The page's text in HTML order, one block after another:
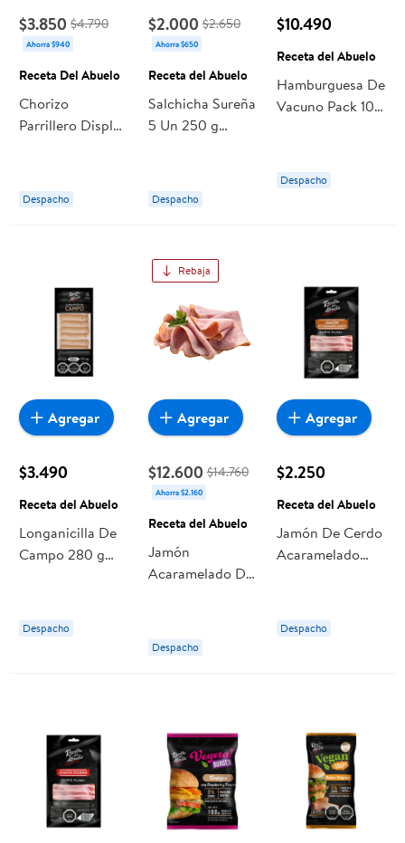
$3.850 $4.790
Ahorra $940
Receta Del Abuelo
Chorizo
Parrillero Display
Abuelo
Despacho
$2.000 $2.650
Ahorra $650
Receta del Abuelo
Salchicha Sureña
5 Un 250 g
Despacho
$10.490
Receta del Abuelo
Hamburguesa De
Vacuno Pack 10
Abuelo
Despacho
$3.490
Receta del Abuelo
Longanicilla De
Campo 280 g
Despacho
Agregar
Rebaja
$12.600 $14.760
Ahorra $2.160
Receta del Abuelo
Jamón
Acaramelado De
Abuelo
Despacho
Agregar
$2.250
Receta del Abuelo
Jamón De Cerdo
Acaramelado
Abuelo
Despacho
Agregar